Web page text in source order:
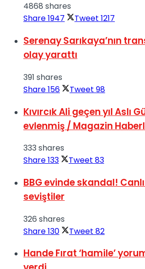
4868 shares
Share1947 Tweet 1217
Serenay Sarıkaya’nın
olay yarattı
391 shares
Share156 Tweet 98
Kıvırcık Ali geçen yıl Aslı
evlenmiş / Magazin
333 shares
Share133 Tweet 83
BBG evinde skandal!
seviştiler
326 shares
Share130 Tweet 82
Hande Fırat ‘hamile’